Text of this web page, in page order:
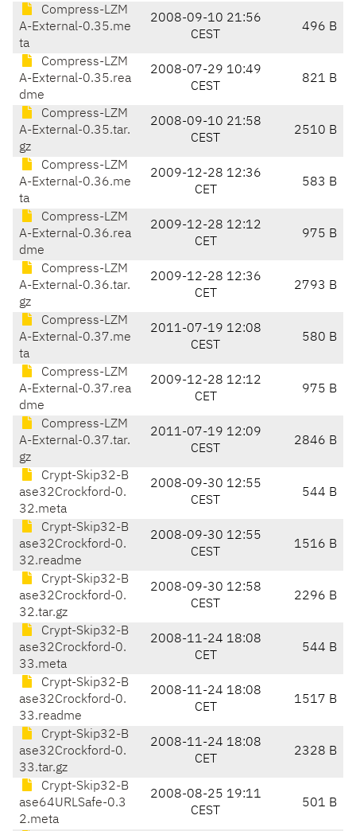
Compress-LZM
A-External-0.35.me
ta
2008-09-10 21:56
CEST
496 B
Compress-LZM
A-External-0.35.rea
dme
2008-07-29 10:49
CEST
821 B
Compress-LZM
A-External-0.35.tar.
gz
2008-09-10 21:58
CEST
2510 B
Compress-LZM
A-External-0.36.me
ta
2009-12-28 12:36
CET
583 B
Compress-LZM
A-External-0.36.rea
dme
2009-12-28 12:12
CET
975 B
Compress-LZM
A-External-0.36.tar.
gz
2009-12-28 12:36
CET
2793 B
Compress-LZM
A-External-0.37.me
ta
2011-07-19 12:08
CEST
580 B
Compress-LZM
A-External-0.37.rea
dme
2009-12-28 12:12
CET
975 B
Compress-LZM
A-External-0.37.tar.
gz
2011-07-19 12:09
CEST
2846 B
Crypt-Skip32-B
ase32Crockford-0.
32.meta
2008-09-30 12:55
CEST
544 B
Crypt-Skip32-B
ase32Crockford-0.
32.readme
2008-09-30 12:55
CEST
1516 B
Crypt-Skip32-B
ase32Crockford-0.
32.tar.gz
2008-09-30 12:58
CEST
2296 B
Crypt-Skip32-B
ase32Crockford-0.
33.meta
2008-11-24 18:08
CET
544 B
Crypt-Skip32-B
ase32Crockford-0.
33.readme
2008-11-24 18:08
CET
1517 B
Crypt-Skip32-B
ase32Crockford-0.
33.tar.gz
2008-11-24 18:08
CET
2328 B
Crypt-Skip32-B
ase64URLSafe-0.3
2.meta
2008-08-25 19:11
CEST
501 B